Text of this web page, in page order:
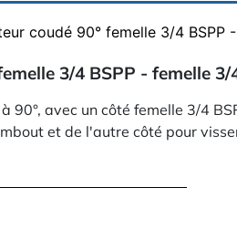
coudé 90° femelle 3/4 BSPP
3/4 BSPP - femelle 3/
90°, avec un côté femelle 3/4
et de l'autre côté pour